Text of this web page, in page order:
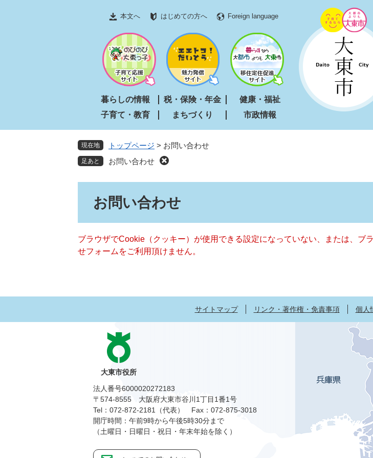
文
本文へ はじめての方へ Foreign language
暮らしの情報 税・保険・年金
健康・福祉
子育て・教育
まちづくり 市政情報
現在地 トップページ > お問い合わせ
お問い合わせ
お問い合わせ
ブラウザでCookie（クッキー）が使用できる設定になっていない、または、
せフォームをご利用頂けません。
サイトマップ リンク・著作権・免責事項 個人
大東市役所
法人番号6000020272183
〒574-8555 大阪府大東市谷川1丁目1番1号
Tel：072-872-2181（代表）
Fax：072-875-3018
開庁時間：午前9時から午後5時30分まで
（土曜日・日曜日・祝日・年末年始を除く）